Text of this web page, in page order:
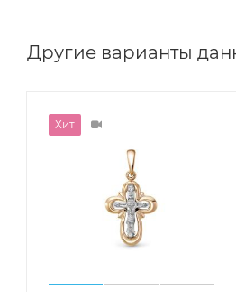
Другие варианты
Хит